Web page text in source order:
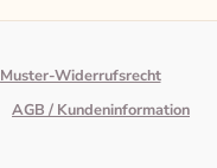
Muster-Widerrufsrecht
AGB / Kundeninformation